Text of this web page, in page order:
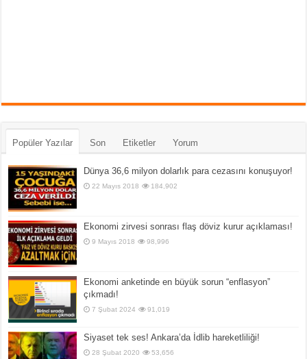
Popüler Yazılar Son Etiketler Yorum
Dünya 36,6 milyon dolarlık para cezasını konuşuyor!
22 Mayıs 2018 184,902
Ekonomi zirvesi sonrası flaş döviz kurur açıklaması!
9 Mayıs 2018 98,996
Ekonomi anketinde en büyük sorun “enflasyon”
çıkmadı!
7 Şubat 2024 91,019
Siyaset tek ses! Ankara’da İdlib hareketliliği!
28 Şubat 2020 53,656